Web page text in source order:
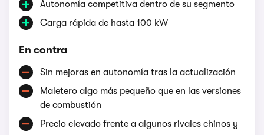
Autonomía competitiva dentro de su segmento
Carga rápida de hasta 100 kW
En contra
Sin mejoras en autonomía tras la actualización
Maletero algo más pequeño que en las versiones
de combustión
Precio elevado frente a algunos rivales chinos y